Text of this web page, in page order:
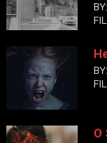
BY:
BY:
O